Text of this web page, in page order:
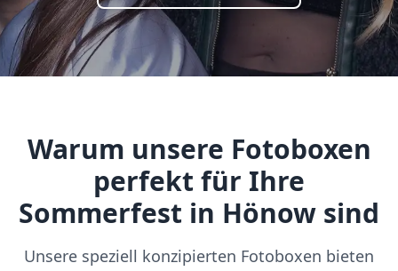
Warum unsere Fotoboxen
perfekt für Ihre
Sommerfest in Hönow sind
Unsere speziell konzipierten Fotoboxen bieten